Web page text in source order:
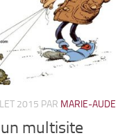
2015 PAR MARIE-AUDE
multisite